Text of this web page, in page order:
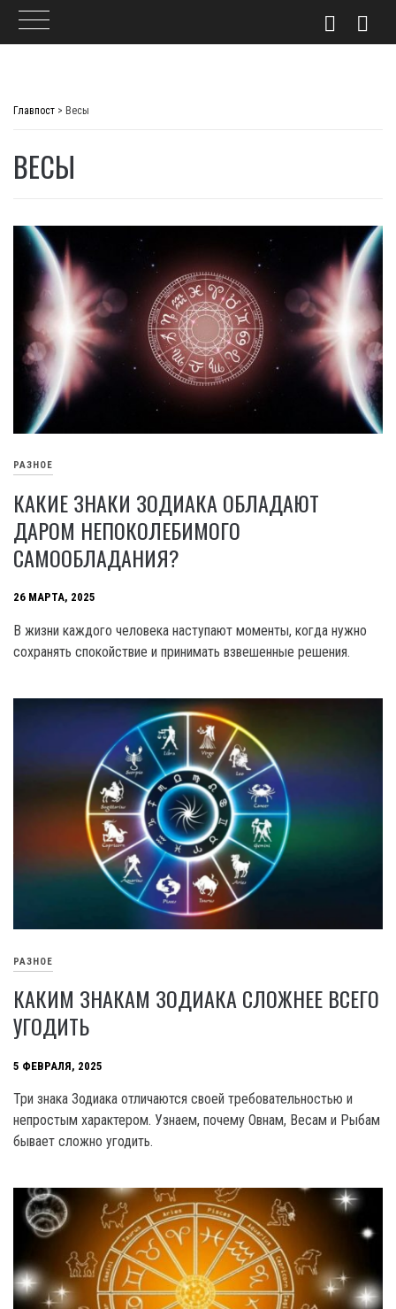
Главпост > Весы
ВЕСЫ
РАЗНОЕ
КАКИЕ ЗНАКИ ЗОДИАКА ОБЛАДАЮТ
ДАРОМ НЕПОКОЛЕБИМОГО
САМООБЛАДАНИЯ?
26 МАРТА, 2025
В жизни каждого человека наступают моменты, когда нужно
сохранять спокойствие и принимать взвешенные решения.
РАЗНОЕ
КАКИМ ЗНАКАМ ЗОДИАКА СЛОЖНЕЕ ВСЕГО
УГОДИТЬ
5 ФЕВРАЛЯ, 2025
Три знака Зодиака отличаются своей требовательностью и
непростым характером. Узнаем, почему Овнам, Весам и Рыбам
бывает сложно угодить.